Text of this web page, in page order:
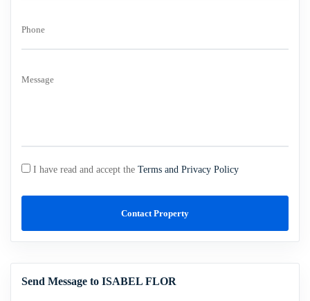
Phone
Message
I have read and accept the Terms and Privacy Policy
Contact Property
Send Message to ISABEL FLOR